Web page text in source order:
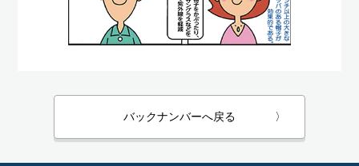
バックナンバーへ戻る 〉